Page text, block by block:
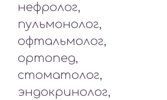
нефролог,
пульмонолог,
офтальмолог,
ортопед,
стоматолог,
эндокринолог,